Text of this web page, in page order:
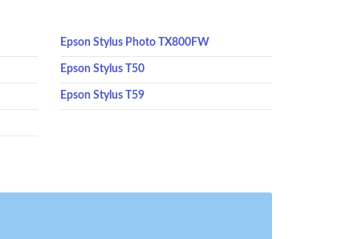
Epson Stylus Photo TX800FW
Epson Stylus T50
Epson Stylus T59